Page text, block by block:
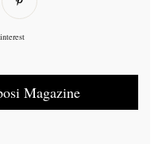
Magazine